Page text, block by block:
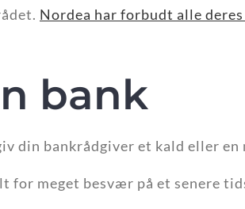
Nordea har forbudt alle
bank
din bankrådgiver et kald eller en
for meget besvær på et senere